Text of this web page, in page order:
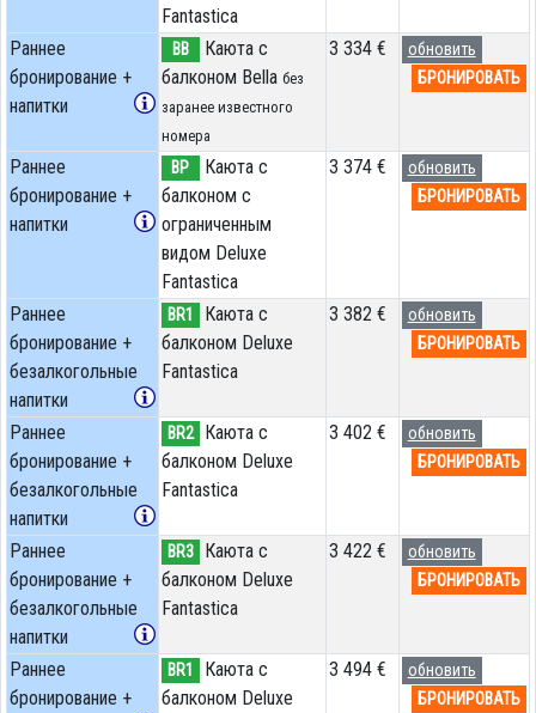
Fantastica
Раннее
бронирование +
напитки
BB
Каюта с
балконом Bella без
заранее известного
номера
3 334 €
обновить
БРОНИРОВАТЬ
Раннее
бронирование +
напитки
BP
Каюта с
балконом c
ограниченным
видом Deluxe
Fantastica
3 374 €
обновить
БРОНИРОВАТЬ
Раннее
бронирование +
безалкогольные
напитки
BR1
Каюта с
балконом Deluxe
Fantastica
3 382 €
обновить
БРОНИРОВАТЬ
Раннее
бронирование +
безалкогольные
напитки
BR2
Каюта с
балконом Deluxe
Fantastica
3 402 €
обновить
БРОНИРОВАТЬ
Раннее
бронирование +
безалкогольные
напитки
BR3
Каюта с
балконом Deluxe
Fantastica
3 422 €
обновить
БРОНИРОВАТЬ
Раннее
бронирование +
BR1
Каюта с
балконом Deluxe
3 494 €
обновить
БРОНИРОВАТЬ